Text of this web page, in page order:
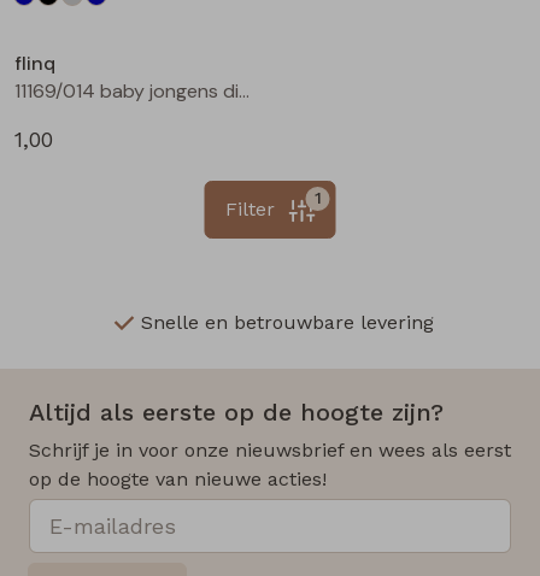
flinq
11169/014 baby jongens diversen bleu
1,00
1
Filter
Snelle en betrouwbare levering
Altijd als eerste op de hoogte zijn?
Schrijf je in voor onze nieuwsbrief en wees als eerst
op de hoogte van nieuwe acties!